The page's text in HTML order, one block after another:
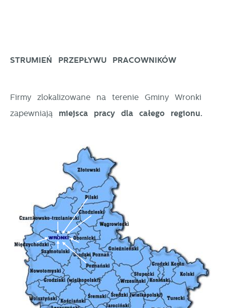
STRUMIEŃ PRZEPŁYWU PRACOWNIKÓW
Firmy zlokalizowane na terenie Gminy Wronki
zapewniają miejsca pracy dla całego regionu.